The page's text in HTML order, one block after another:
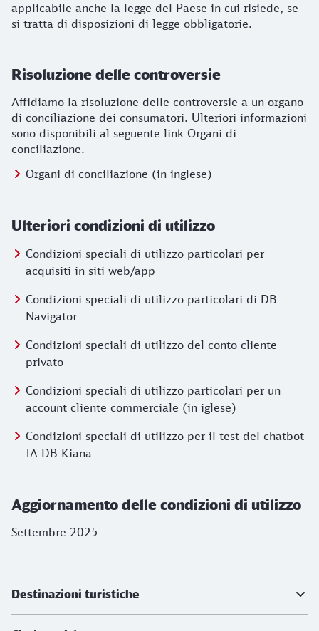
applicabile anche la legge del Paese in cui risiede, se
si tratta di disposizioni di legge obbligatorie.
Risoluzione delle controversie
Affidiamo la risoluzione delle controversie a un organo
di conciliazione dei consumatori. Ulteriori informazioni
sono disponibili al seguente link Organi di
conciliazione.
Organi di conciliazione (in inglese)
Ulteriori condizioni di utilizzo
Condizioni speciali di utilizzo particolari per
acquisiti in siti web/app
Condizioni speciali di utilizzo particolari di DB
Navigator
Condizioni speciali di utilizzo del conto cliente
privato
Condizioni speciali di utilizzo particolari per un
account cliente commerciale (in iglese)
Condizioni speciali di utilizzo per il test del chatbot
IA DB Kiana
Aggiornamento delle condizioni di utilizzo
Settembre 2025
Destinazioni turistiche